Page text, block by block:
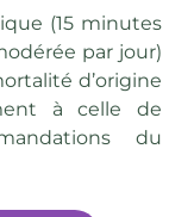
(15 minutes
par jour)
d’origine
à celle de
du